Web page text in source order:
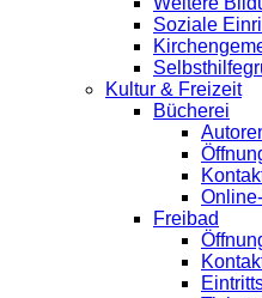
Soziale
Kultur & Freizeit
Bücherei
Freibad